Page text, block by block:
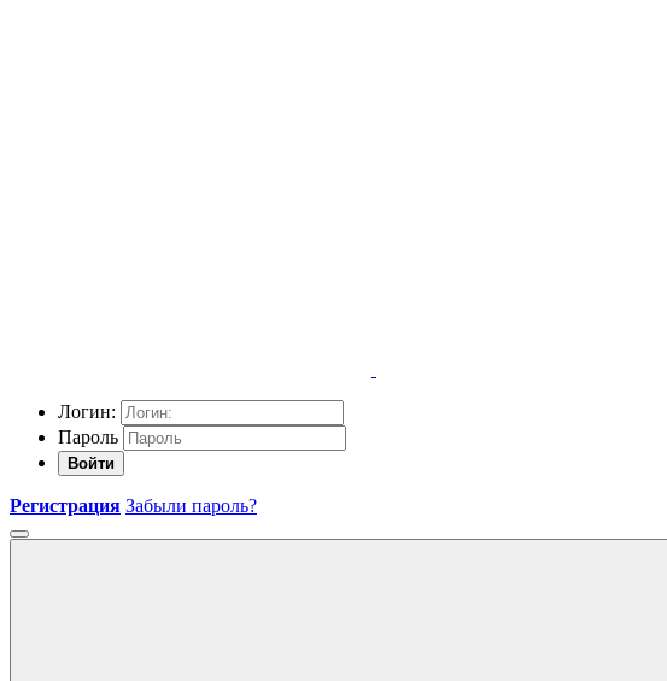
Логин:
Пароль
Войти
Регистрация Забыли пароль?